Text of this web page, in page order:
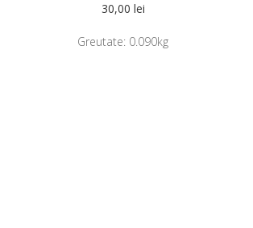
30,00 lei
Greutate: 0.090kg